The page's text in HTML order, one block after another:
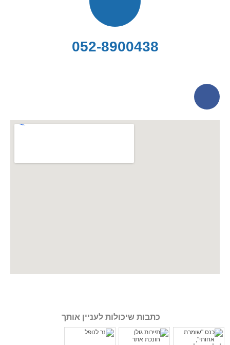
052-8900438
כתבות שיכולות לעניין אותך